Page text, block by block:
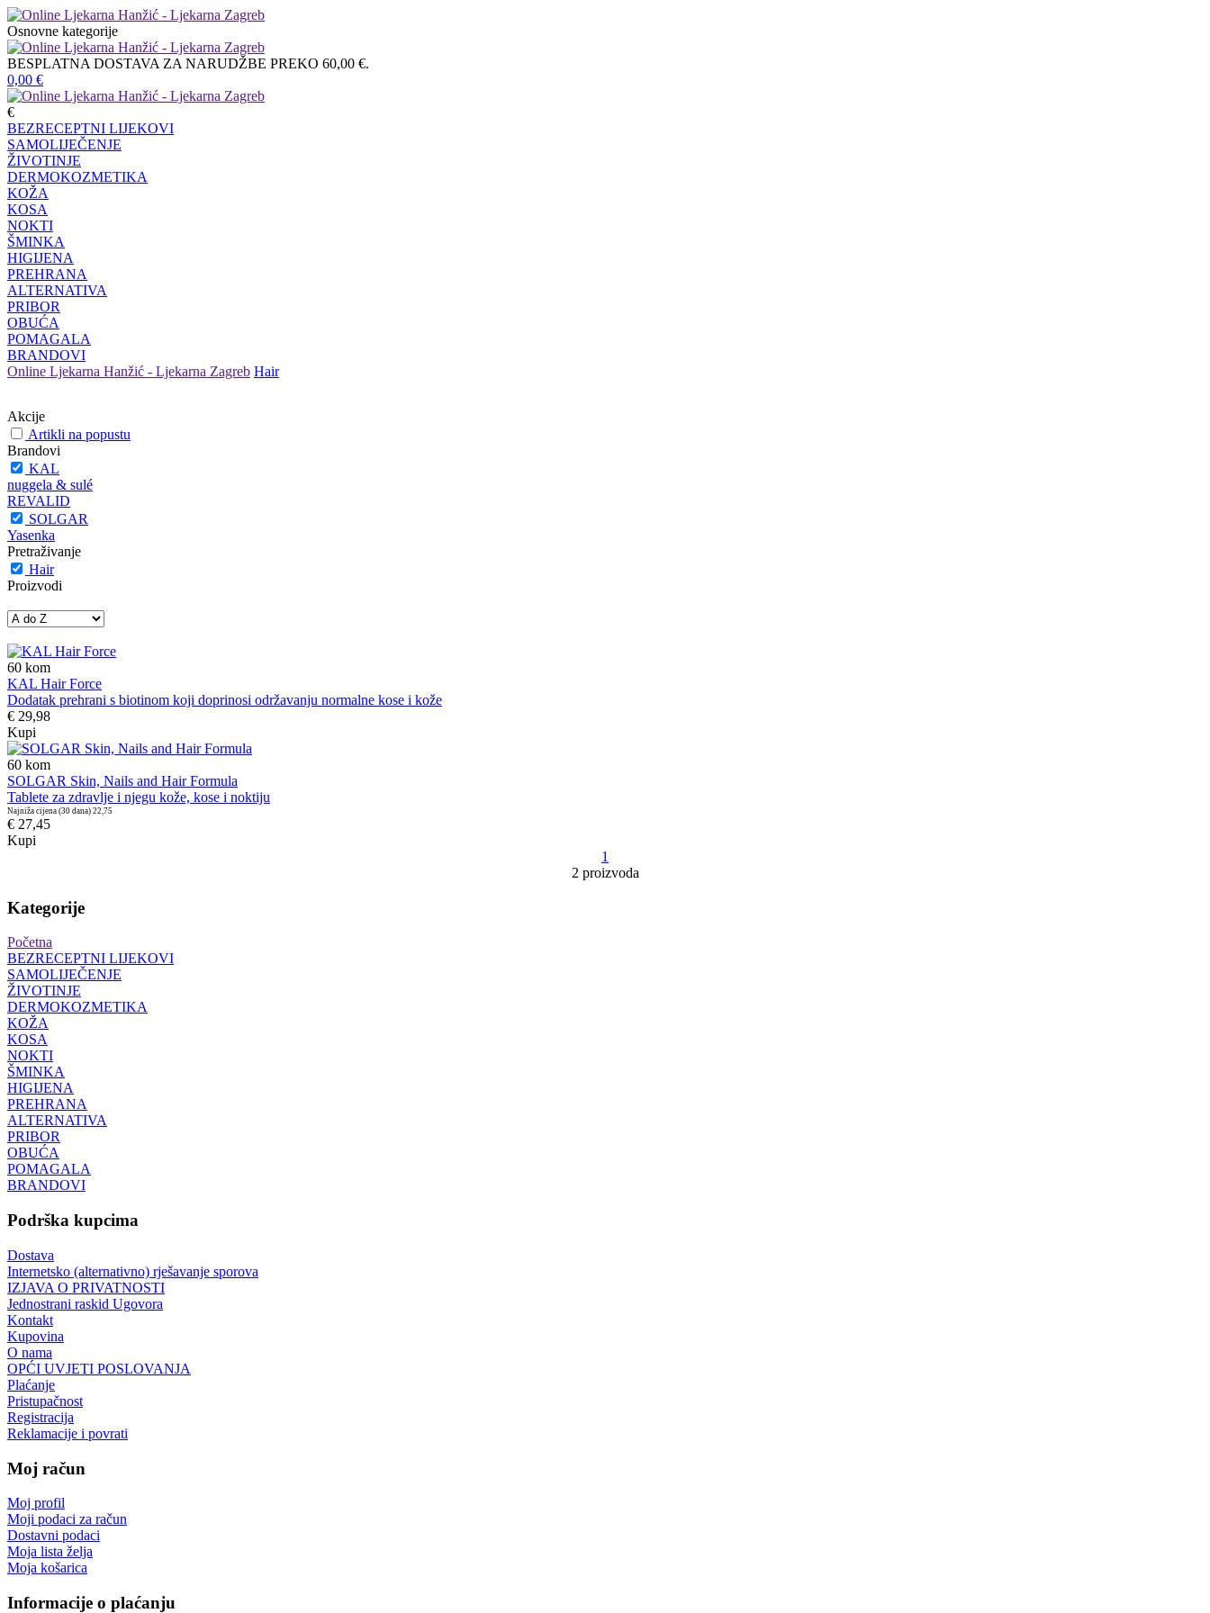
Osnovne kategorije
BESPLATNA DOSTAVA ZA NARUDŽBE PREKO 60,00 €.
0,00 €
€
BEZRECEPTNI LIJEKOVI
SAMOLIJEČENJE
ŽIVOTINJE
DERMOKOZMETIKA
KOŽA
KOSA
NOKTI
ŠMINKA
HIGIJENA
PREHRANA
ALTERNATIVA
PRIBOR
OBUĆA
POMAGALA
BRANDOVI
Online Ljekarna Hanžić - Ljekarna Zagreb Hair
Akcije
Artikli na popustu
Brandovi
KAL
nuggela & sulé
REVALID
SOLGAR
Yasenka
Pretraživanje
Hair
Proizvodi
60 kom
KAL Hair Force
Dodatak prehrani s biotinom koji doprinosi održavanju normalne kose i kože
€ 29,98
Kupi
60 kom
SOLGAR Skin, Nails and Hair Formula
Tablete za zdravlje i njegu kože, kose i noktiju
Najniža cijena (30 dana) 22,75
€ 27,45
Kupi
1
2 proizvoda
Kategorije
Početna
BEZRECEPTNI LIJEKOVI
SAMOLIJEČENJE
ŽIVOTINJE
DERMOKOZMETIKA
KOŽA
KOSA
NOKTI
ŠMINKA
HIGIJENA
PREHRANA
ALTERNATIVA
PRIBOR
OBUĆA
POMAGALA
BRANDOVI
Podrška kupcima
Dostava
Internetsko (alternativno) rješavanje sporova
IZJAVA O PRIVATNOSTI
Jednostrani raskid Ugovora
Kontakt
Kupovina
O nama
OPĆI UVJETI POSLOVANJA
Plaćanje
Pristupačnost
Registracija
Reklamacije i povrati
Moj račun
Moj profil
Moji podaci za račun
Dostavni podaci
Moja lista želja
Moja košarica
Informacije o plaćanju